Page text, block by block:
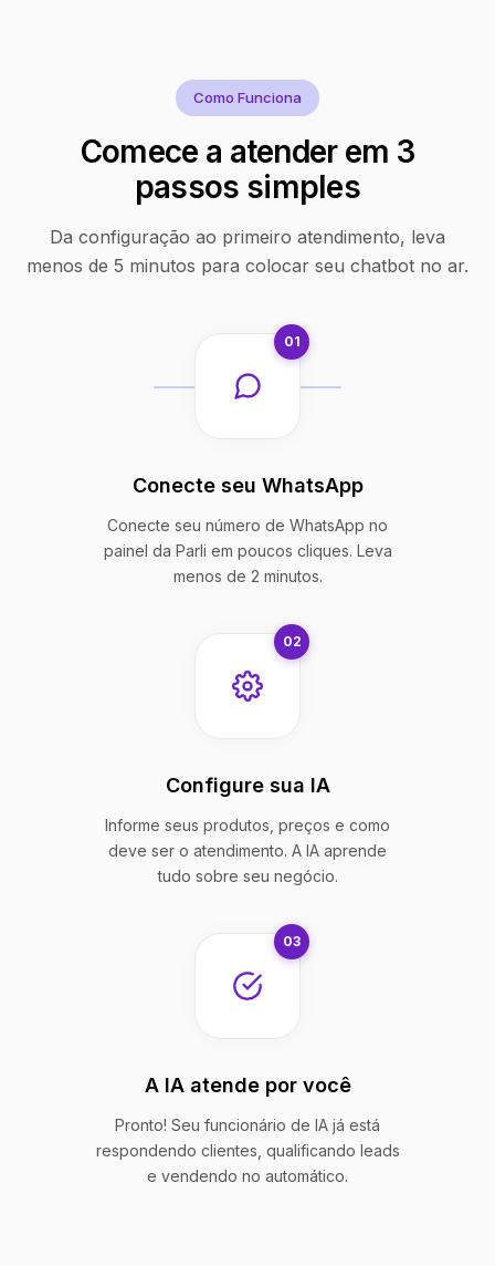
Como Funciona
Comece a atender em 3
passos simples
Da configuração ao primeiro atendimento, leva
menos de 5 minutos para colocar seu chatbot no ar.
01
Conecte seu WhatsApp
Conecte seu número de WhatsApp no
painel da Parli em poucos cliques. Leva
menos de 2 minutos.
02
Configure sua IA
Informe seus produtos, preços e como
deve ser o atendimento. A IA aprende
tudo sobre seu negócio.
03
A IA atende por você
Pronto! Seu funcionário de IA já está
respondendo clientes, qualificando leads
e vendendo no automático.